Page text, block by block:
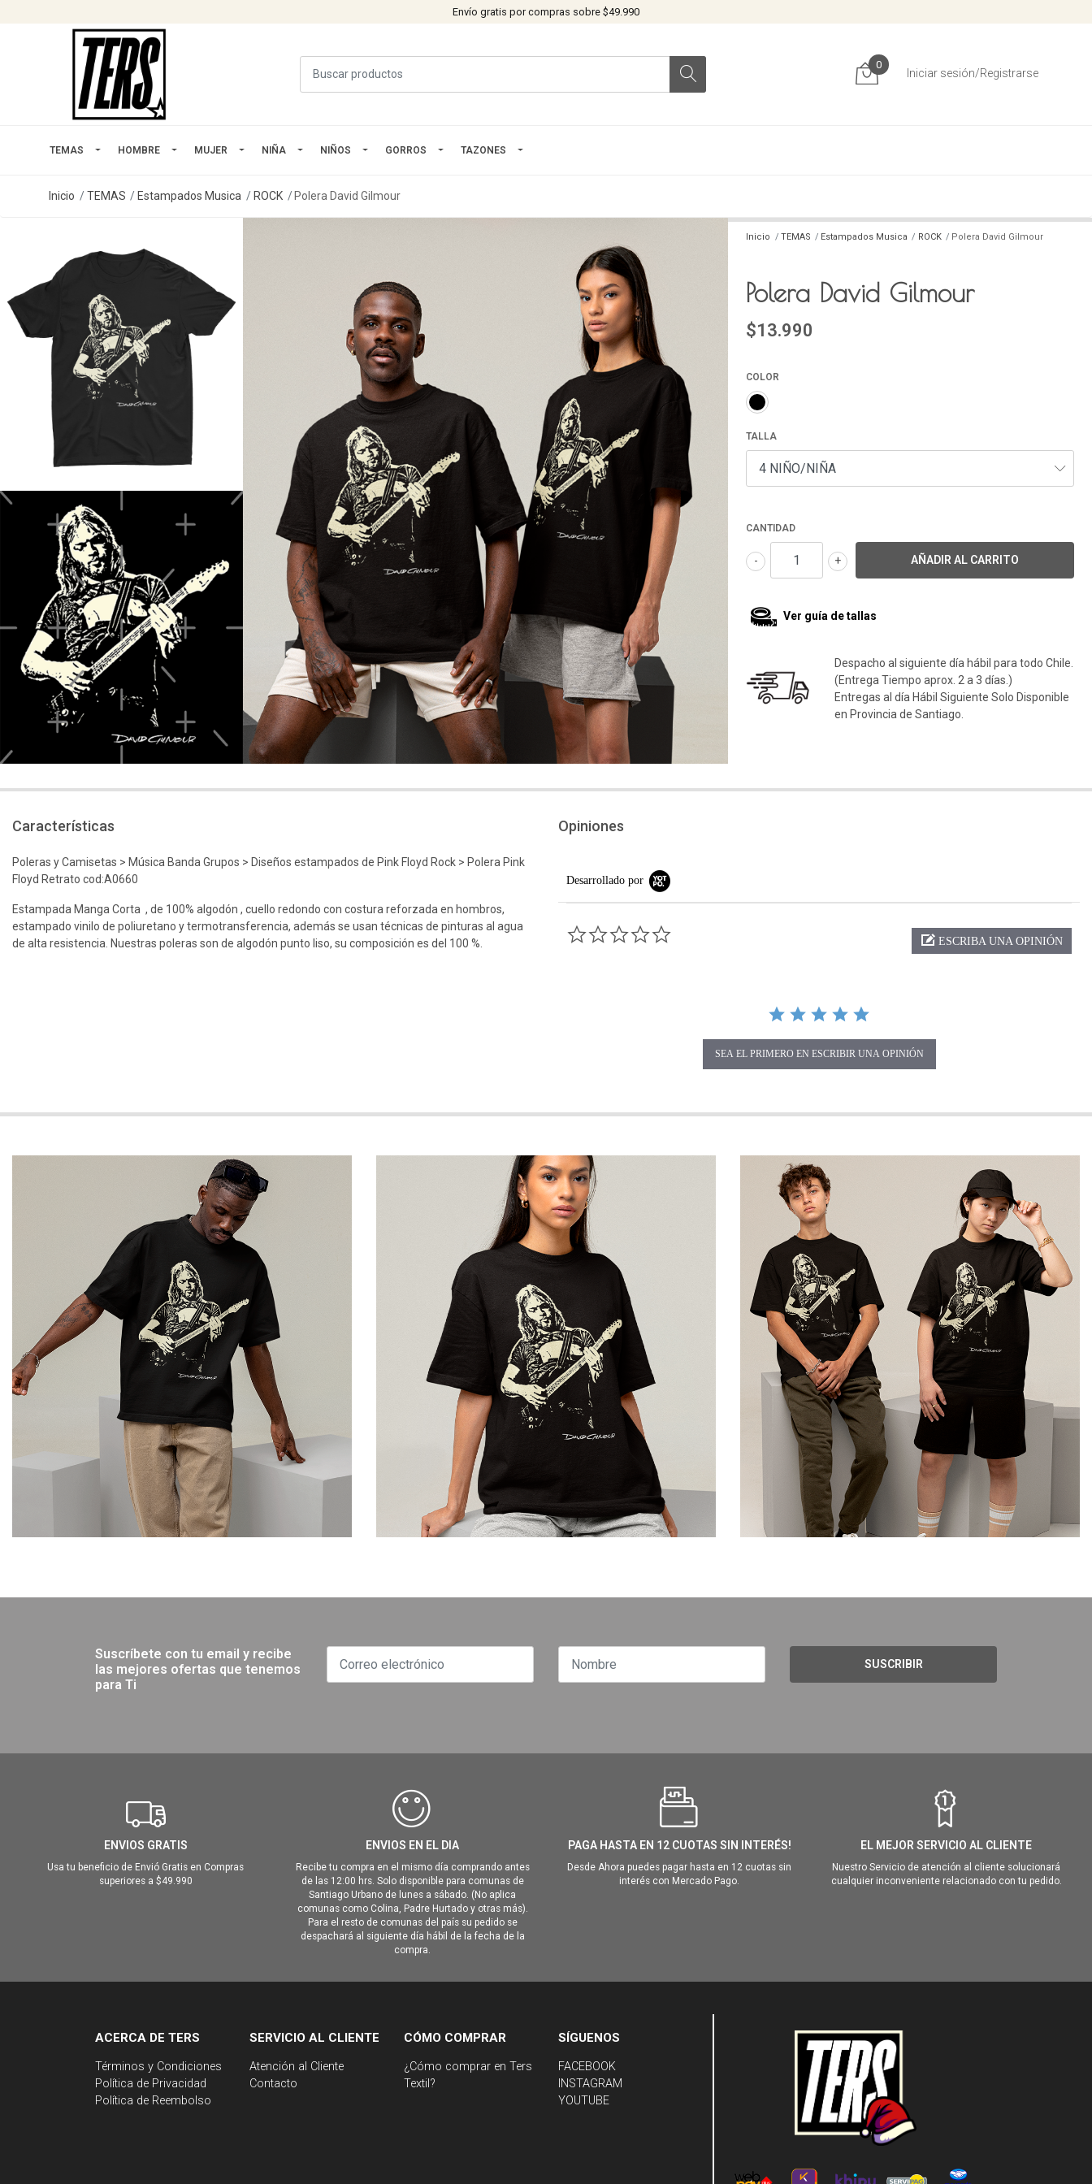
Envío gratis por compras sobre $49.990
0
Iniciar sesión/Registrarse
TEMAS HOMBRE MUJER NIÑA NIÑOS GORROS TAZONES
Inicio TEMAS Estampados Musica ROCK Polera David Gilmour
Inicio TEMAS Estampados Musica ROCK Polera David Gilmour
Polera David Gilmour
$13.990
COLOR
TALLA
CANTIDAD
+
-
Ver guía de tallas
Despacho al siguiente día hábil para todo Chile.
(Entrega Tiempo aprox. 2 a 3 días.)
Entregas al día Hábil Siguiente Solo Disponible
en Provincia de Santiago.
Características
Poleras y Camisetas > Música Banda Grupos > Diseños estampados de Pink Floyd Rock > Polera Pink
Floyd Retrato cod:A0660
Estampada Manga Corta , de 100% algodón , cuello redondo con costura reforzada en hombros,
estampado vinilo de poliuretano y termotransferencia, además se usan técnicas de pinturas al agua
de alta resistencia. Nuestras poleras son de algodón punto liso, su composición es del 100 %.
Opiniones
Desarrollado por
ESCRIBA UNA OPINIÓN
SEA EL PRIMERO EN ESCRIBIR UNA OPINIÓN
Suscríbete con tu email y recibe
las mejores ofertas que tenemos
para Ti
SUSCRIBIR
ENVIOS GRATIS
Usa tu beneficio de Envió Gratis en Compras
superiores a $49.990
ENVIOS EN EL DIA
Recibe tu compra en el mismo día comprando antes
de las 12:00 hrs. Solo disponible para comunas de
Santiago Urbano de lunes a sábado. (No aplica
comunas como Colina, Padre Hurtado y otras más).
Para el resto de comunas del país su pedido se
despachará al siguiente día hábil de la fecha de la
compra.
PAGA HASTA EN 12 CUOTAS SIN INTERÉS!
Desde Ahora puedes pagar hasta en 12 cuotas sin
interés con Mercado Pago.
EL MEJOR SERVICIO AL CLIENTE
Nuestro Servicio de atención al cliente solucionará
cualquier inconveniente relacionado con tu pedido.
ACERCA DE TERS
Términos y Condiciones
Política de Privacidad
Política de Reembolso
SERVICIO AL CLIENTE
Atención al Cliente
Contacto
CÓMO COMPRAR
¿Cómo comprar en Ters
Textil?
SÍGUENOS
FACEBOOK
INSTAGRAM
YOUTUBE